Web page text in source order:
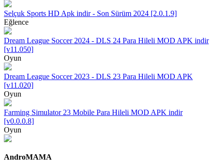
Selçuk Sports HD Apk indir - Son Sürüm 2024 [2.0.1.9]
Eğlence
Dream League Soccer 2024 - DLS 24 Para Hileli MOD APK indir
[v11.050]
Oyun
Dream League Soccer 2023 - DLS 23 Para Hileli MOD APK
[v11.020]
Oyun
Farming Simulator 23 Mobile Para Hileli MOD APK indir
[v0.0.0.8]
Oyun
AndroMAMA